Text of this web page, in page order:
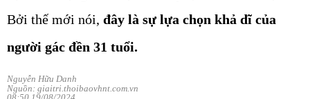
Bởi thế mới nói, đây là sự lựa chọn khả dĩ của
người gác đền 31 tuổi.
Nguyễn Hữu Danh
Nguồn: giaitri.thoibaovhnt.com.vn